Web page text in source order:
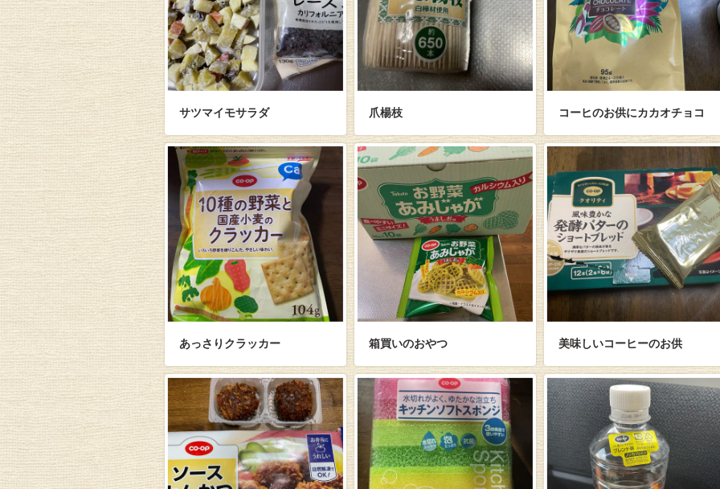
サツマイモサラダ 爪楊枝 コーヒのお供にカカオチョコ
あっさりクラッカー 箱買いのおやつ 美味しいコーヒーのお供